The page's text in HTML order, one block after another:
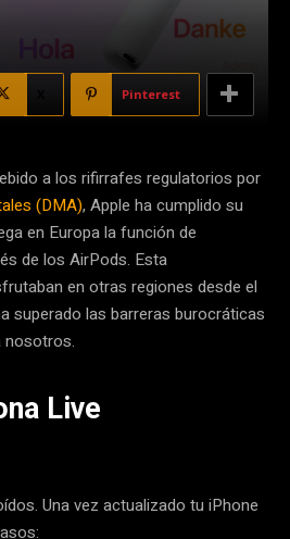
Pinterest
a los rifirrafes regulatorios por
(DMA), Apple ha cumplido su
en Europa la función de
de los AirPods. Esta
en otras regiones desde el
superado las barreras burocráticas
nosotros.
Live
Una vez actualizado tu iPhone